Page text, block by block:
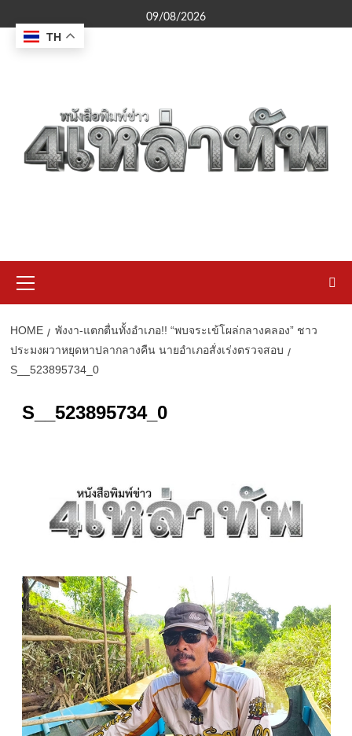
to
content
09/08/2026
Menu
HOME
พังงา-แตกตื่นทั้งอำเภอ!! “พบจระเข้โผล่กลางคลอง” ชาว
ประมงผวาหยุดหาปลากลางคืน นายอำเภอสั่งเร่งตรวจสอบ
S__523895734_0
S__523895734_0
TH